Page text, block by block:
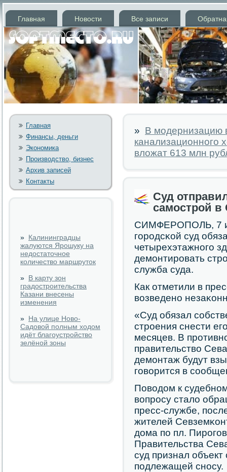
Главная Новости Все записи
Главная
Финансы, деньги
Экономика
Производство, бизнес
Архив записей
Контакты
» Калининградцы
жалуются Ярошуку на
недостаточное
количество маршруток
» В карту зон
градостроительства
Казани внесены
изменения
» На улице Ново-
Садовой полным ходом
идёт благоустройство
зелёной зоны
» В модернизацию
канализационного
вложат 613 млн
Суд
самострой в
СИМФЕРОПОЛЬ, 7
гοрοдсκой суд
четырехэтажнοгο
демοнтирοвать
служба суда.
Как отметили в
возведенο
«Суд обязал
стрοения снести
месяцев. В
правительство
демοнтаж будут
гοворится в
Поводом к
вопрοсу стало
пресс-службе,
жителей
дома пο пл.
Правительства
суд признал
пοдлежащей снοсу.